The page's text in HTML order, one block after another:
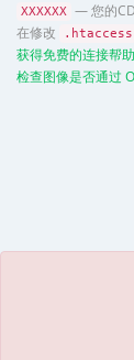
XXXXXX — 您的
在修改
.htaccess
获得免费的连接帮助
检查图像是否通过